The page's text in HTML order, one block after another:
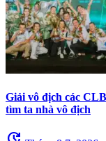
Giải vô địch các
tìm ta nhà vô địch